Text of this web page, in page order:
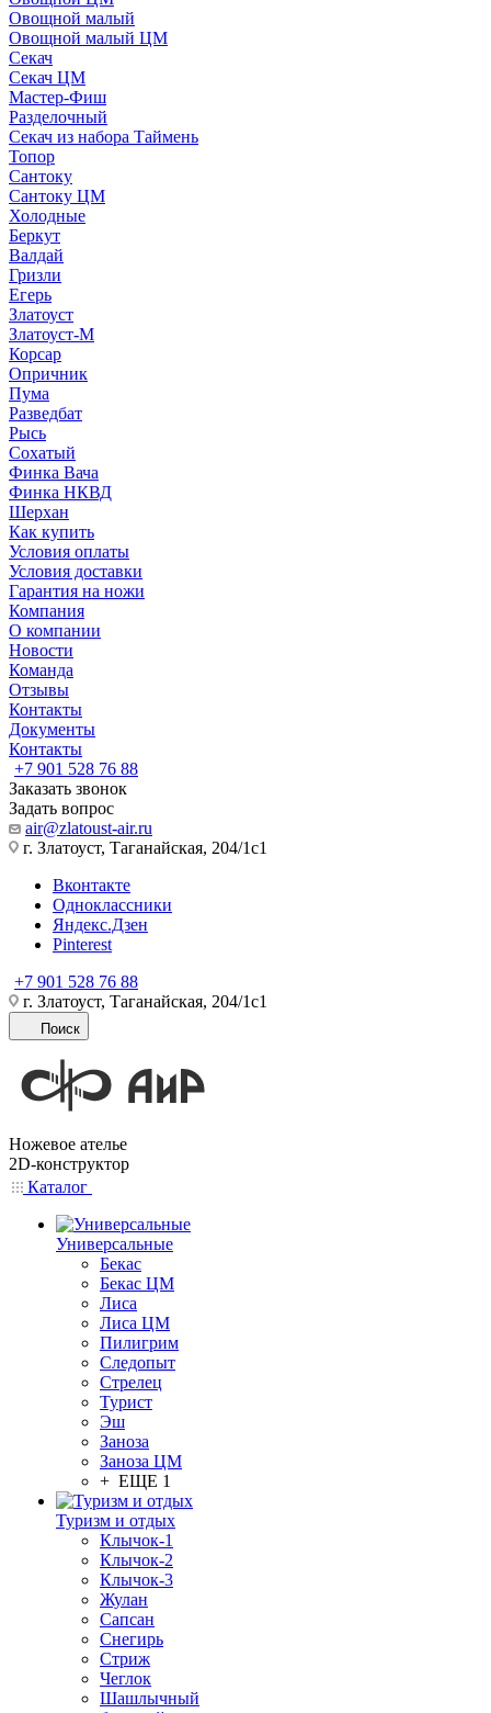
Овощной малый
Овощной малый ЦМ
Секач
Секач ЦМ
Мастер-Фиш
Разделочный
Секач из набора Таймень
Топор
Сантоку
Сантоку ЦМ
Холодные
Беркут
Валдай
Гризли
Егерь
Златоуст
Златоуст-М
Корсар
Опричник
Пума
Разведбат
Рысь
Сохатый
Финка Вача
Финка НКВД
Шерхан
Как купить
Условия оплаты
Условия доставки
Гарантия на ножи
Компания
О компании
Новости
Команда
Отзывы
Контакты
Документы
Контакты
+7 901 528 76 88
Заказать звонок
Задать вопрос
air@zlatoust-air.ru
г. Златоуст, Таганайская, 204/1с1
Вконтакте
Одноклассники
Яндекс.Дзен
Pinterest
+7 901 528 76 88
г. Златоуст, Таганайская, 204/1с1
Поиск
Ножевое ателье
2D-конструктор
Каталог
Универсальные
Бекас
Бекас ЦМ
Лиса
Лиса ЦМ
Пилигрим
Следопыт
Стрелец
Турист
Эш
Заноза
Заноза ЦМ
+ ЕЩЕ 1
Туризм и отдых
Клычок-1
Клычок-2
Клычок-3
Жулан
Сапсан
Снегирь
Стриж
Чеглок
Шашлычный